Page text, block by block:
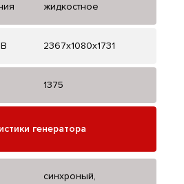
жидкостное
2367x1080x1731
1375
генератора
синхроный,